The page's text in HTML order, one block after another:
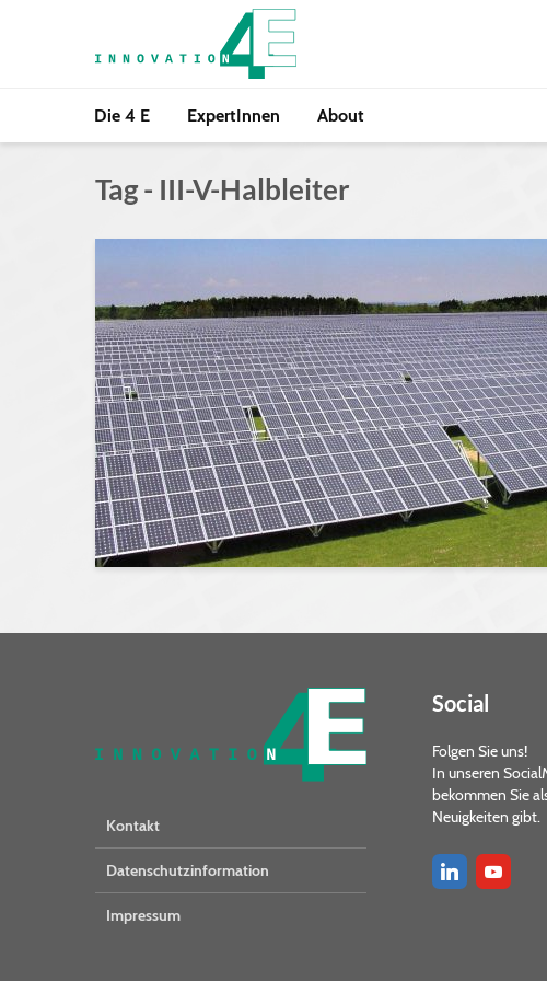
Die 4 E ExpertInnen About
Tag - III-V-Halbleiter
Kontakt
Datenschutzinformation
Impressum
Social
Folgen Sie uns!
In unseren
bekommen Sie
Neuigkeiten gibt.